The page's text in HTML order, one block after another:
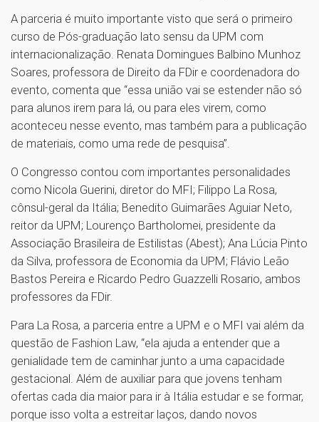
A parceria é muito importante visto que será o primeiro
curso de Pós-graduação lato sensu da UPM com
internacionalização. Renata Domingues Balbino Munhoz
Soares, professora de Direito da FDir e coordenadora do
evento, comenta que “essa união vai se estender não só
para alunos irem para lá, ou para eles virem, como
aconteceu nesse evento, mas também para a publicação
de materiais, como uma rede de pesquisa”.
O Congresso contou com importantes personalidades
como Nicola Guerini, diretor do MFI; Filippo La Rosa,
cônsul-geral da Itália; Benedito Guimarães Aguiar Neto,
reitor da UPM; Lourenço Bartholomei, presidente da
Associação Brasileira de Estilistas (Abest); Ana Lúcia Pinto
da Silva, professora de Economia da UPM; Flávio Leão
Bastos Pereira e Ricardo Pedro Guazzelli Rosario, ambos
professores da FDir.
Para La Rosa, a parceria entre a UPM e o MFI vai além da
questão de Fashion Law, “ela ajuda a entender que a
genialidade tem de caminhar junto a uma capacidade
gestacional. Além de auxiliar para que jovens tenham
ofertas cada dia maior para ir à Itália estudar e se formar,
porque isso volta a estreitar laços, dando novos